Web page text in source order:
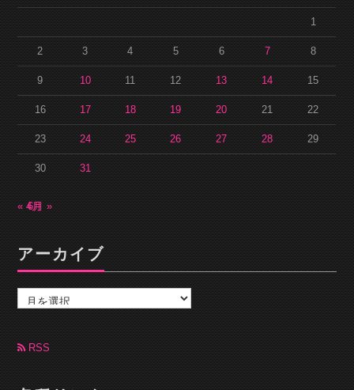
1
2 3 4 5 6 7 8
9 10 11 12 13 14 15
16 17 18 19 20 21 22
23 24 25 26 27 28 29
30 31
« 4月6月 »
アーカイブ
カ
ブ RSS